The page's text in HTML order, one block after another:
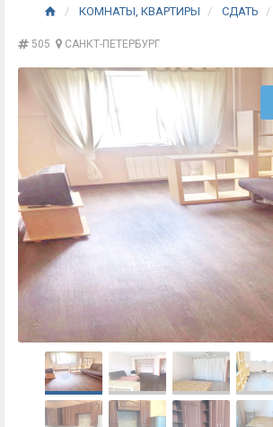
КОМНАТЫ, КВАРТИРЫ СДАТЬ
505 САНКТ-ПЕТЕРБУРГ